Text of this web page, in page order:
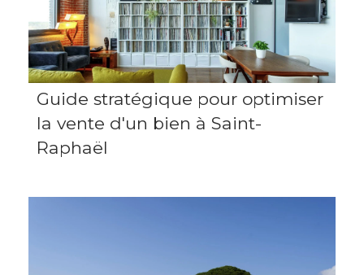
Guide stratégique pour optimiser
la vente d'un bien à Saint-
Raphaël